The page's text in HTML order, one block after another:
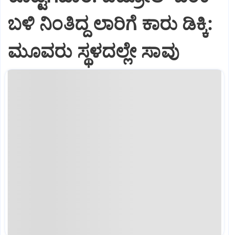
ಬಳಿ ನಿಂತಿದ್ದ ಲಾರಿಗೆ ಕಾರು ಡಿಕ್ಕಿ:
ಮೂವರು ಸ್ಥಳದಲ್ಲೇ ಸಾವು